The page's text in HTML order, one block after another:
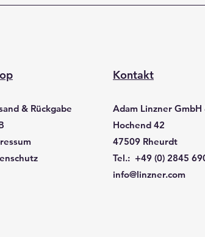
& Rückgabe
Kontakt
Adam Linzner GmbH
Hochend 42
47509 Rheurdt
Tel.: +49 (0) 2845
info@linzner.com